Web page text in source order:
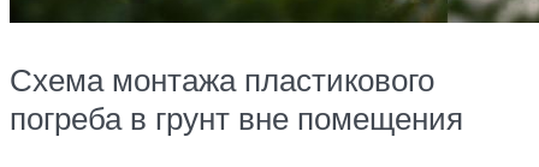
Схема монтажа пластикового
погреба в грунт вне помещения